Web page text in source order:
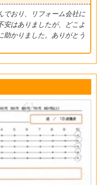
でおり、リフォーム会社に
安はありましたが、どこよ
助かりました。ありがとう